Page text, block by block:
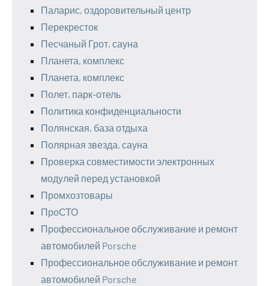
Паларис, оздоровительный центр
Перекресток
Песчаный Грот, сауна
Планета, комплекс
Планета, комплекс
Полет, парк-отель
Политика конфиденциальности
Полянская, база отдыха
Полярная звезда, сауна
Проверка совместимости электронных
модулей перед установкой
Промхозтовары
ПроСТО
Профессиональное обслуживание и ремонт
автомобилей Porsche
Профессиональное обслуживание и ремонт
автомобилей Porsche